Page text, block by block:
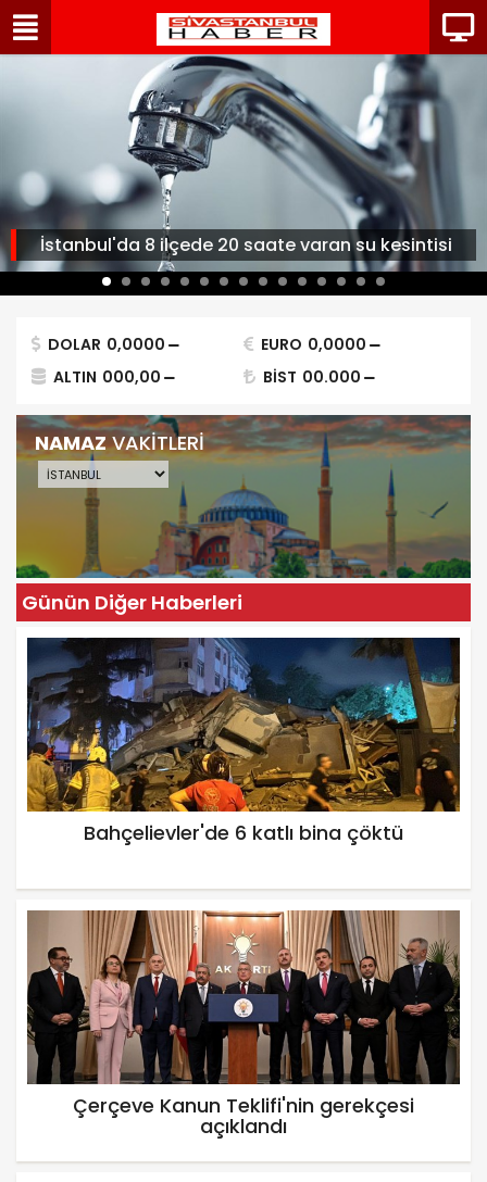
İstanbul'da 8 ilçede 20 saate varan su kesintisi
DOLAR 0,0000 EURO 0,0000
ALTIN 000,00 BİST 00.000
NAMAZVAKİTLERİ
Günün Diğer Haberleri
Bahçelievler'de 6 katlı bina çöktü
Çerçeve Kanun Teklifi'nin gerekçesi
açıklandı